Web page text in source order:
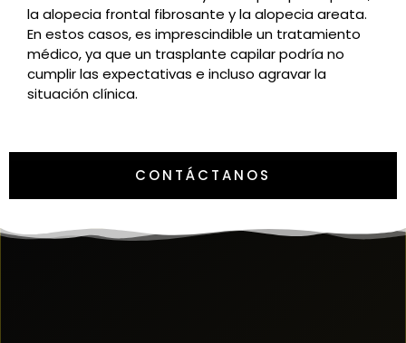
la alopecia frontal fibrosante y la alopecia areata.
En estos casos, es imprescindible un tratamiento
médico, ya que un trasplante capilar podría no
cumplir las expectativas e incluso agravar la
situación clínica.
CONTÁCTANOS